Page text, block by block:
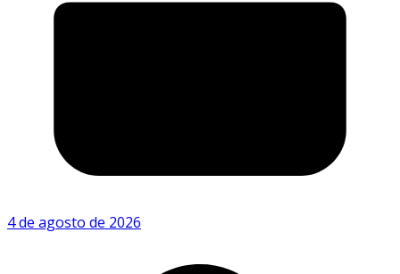
4 de agosto de 2026